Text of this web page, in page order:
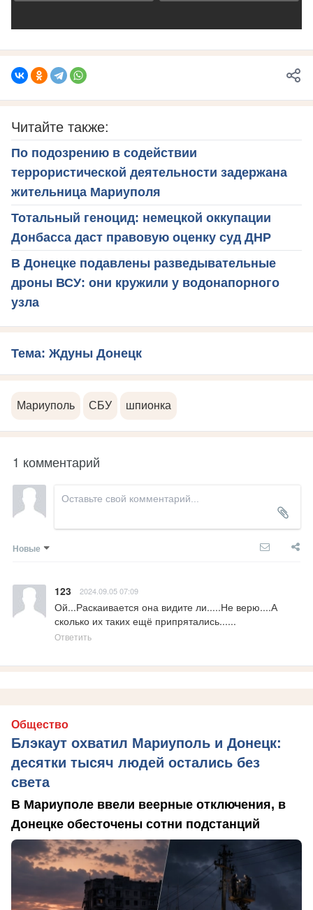
Читайте также:
По подозрению в содействии
террористической деятельности задержана
жительница Мариуполя
Тотальный геноцид: немецкой оккупации
Донбасса даст правовую оценку суд ДНР
В Донецке подавлены разведывательные
дроны ВСУ: они кружили у водонапорного
узла
Тема: Ждуны Донецк
Мариуполь СБУ шпионка
1 комментарий
Новые
123 2024.09.05 07:09
Ой...Раскаивается она видите ли.....Не верю....А
сколько их таких ещё припрятались......
Ответить
Общество
Блэкаут охватил Мариуполь и Донецк:
десятки тысяч людей остались без
света
В Мариуполе ввели веерные отключения, в
Донецке обесточены сотни подстанций